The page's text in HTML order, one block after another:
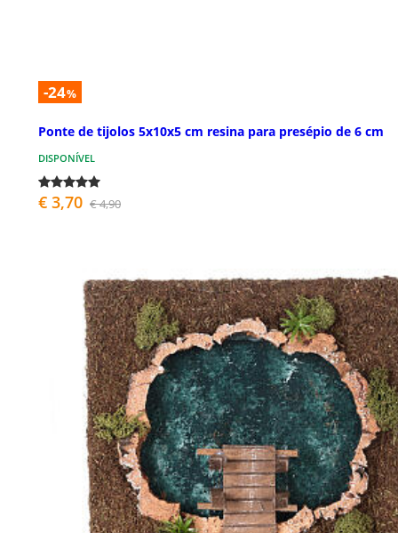
-24%
Ponte de tijolos 5x10x5 cm resina para presépio de 6 cm
DISPONÍVEL
€ 3,70 € 4,90